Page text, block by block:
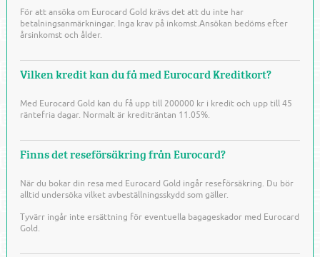
För att ansöka om Eurocard Gold krävs det att du inte har
betalningsanmärkningar. Inga krav på inkomst.Ansökan bedöms efter
årsinkomst och ålder.
Vilken kredit kan du få med Eurocard Kreditkort?
Med Eurocard Gold kan du få upp till 200000 kr i kredit och upp till 45
räntefria dagar. Normalt är krediträntan 11.05%.
Finns det reseförsäkring från Eurocard?
När du bokar din resa med Eurocard Gold ingår reseförsäkring. Du bör
alltid undersöka vilket avbeställningsskydd som gäller.
Tyvärr ingår inte ersättning för eventuella bagageskador med Eurocard
Gold.